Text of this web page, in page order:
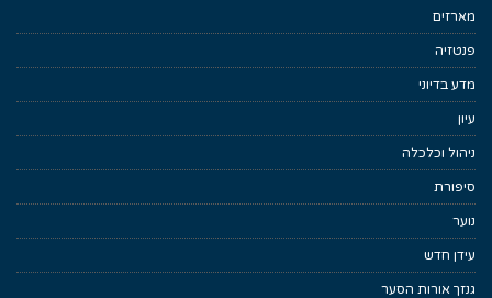
מארזים
פנטזיה
מדע בדיוני
עיון
ניהול וכלכלה
סיפורת
נוער
עידן חדש
גנזך אורות הסער